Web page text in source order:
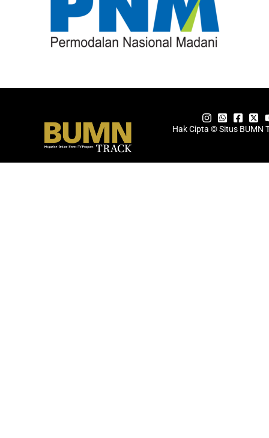
Hak Cipta © Situs BUMN